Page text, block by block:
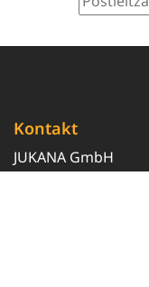
Kontakt
JUKANA GmbH